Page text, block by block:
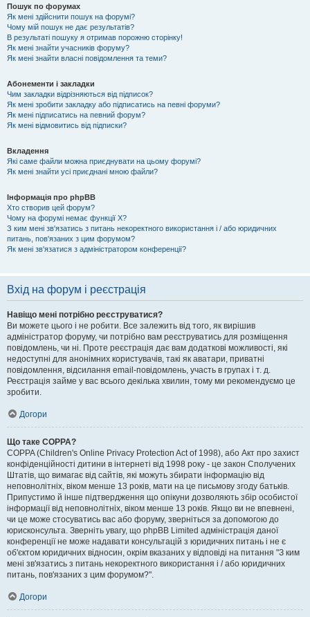
Пошук по форумах
Як мені здійснити пошук на форумі?
Чому мій пошук не дає результатів?
В результаті пошуку я отримав порожню сторінку!
Як мені знайти учасників форуму?
Як мені знайти власні повідомлення та теми?
Абонементи і закладки
Чим закладки відрізняються від підписок?
Як мені зробити закладку або підписатись на певні форуми?
Як мені підписатись на певний форум?
Як мені відмовитись від підписки?
Вкладення
Які саме файли можна приєднувати на цьому форумі?
Як мені знайти усі приєднані мною файли?
Інформація про phpBB
Хто створив цей форум?
Чому на форумі немає функції X?
З ким мені зв'язатись з питань некоректного використання і / або юридичних
питань, пов'язаних з цим форумом?
Як мені зв'язатися з адміністратором конференції?
Вхід на форум і реєстрація
Навіщо мені потрібно реєструватися?
Ви можете цього і не робити. Все залежить від того, як вирішив
адміністратор форуму, чи потрібно вам реєструватись для розміщення
повідомлень, чи ні. Проте реєстрація дає вам додаткові можливості, які
недоступні для анонімних користувачів, такі як аватари, приватні
повідомлення, відсилання email-повідомлень, участь в групах і т. д.
Реєстрація займе у вас всього декілька хвилин, тому ми рекомендуємо це
зробити.
Догори
Що таке COPPA?
COPPA (Children's Online Privacy Protection Act of 1998), або Акт про захист
конфіденційності дитини в інтернеті від 1998 року - це закон Сполучених
Штатів, що вимагає від сайтів, які можуть збирати інформацію від
неповнолітніх, віком менше 13 років, мати на це письмову згоду батьків.
Припустимо й інше підтвердження що опікуни дозволяють збір особистої
інформації від неповнолітніх, віком менше 13 років. Якщо ви не впевнені,
чи це може стосуватись вас або форуму, зверніться за допомогою до
юрисконсульта. Зверніть увагу, що phpBB Limited адміністрація даної
конференції не може надавати консультацій з юридичних питань і не є
об'єктом юридичних відносин, окрім вказаних у відповіді на питання "З ким
мені зв'язатись з питань некоректного використання і / або юридичних
питань, пов'язаних з цим форумом?".
Догори